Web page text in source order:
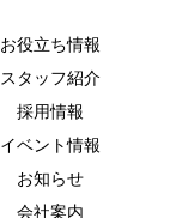
お役立ち情報
スタッフ紹介
採用情報
イベント情報
お知らせ
会社案内